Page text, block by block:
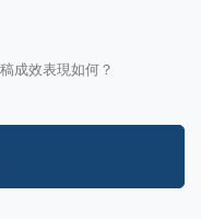
成效表現如何？